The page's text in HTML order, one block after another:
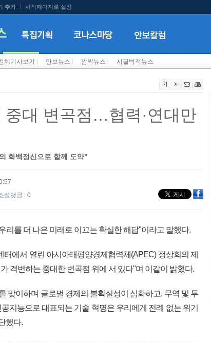
추가 시작페이지로 설정
체기사보기 안보뉴스 깜짝뉴스 시끌벅적뉴스
중대 변곡점…협력·연대만
화백정신으로 함께 도약"
셜댓글 : 0
리를 더 나은 미래로 이끄는 확실한 해답"이라고 말했다.
에서 열린 아시아태평양경제협력체(APEC) 정상회의 제
격변하는 중대한 변곡점 위에 서 있다"며 이같이 밝혔다.
맞이하며 글로벌 경제의 불확실성이 심화하고, 무역 및 투
지능으로 대표되는 기술 혁명은 우리에게 전례 없는 위기
했다.